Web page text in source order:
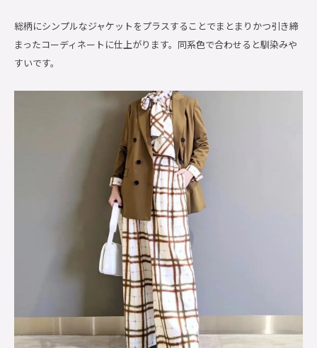
総柄にシンプルなジャケットをプラスすることでまとまりかつ引き締
まったコーディネートに仕上がります。同系色で合わせると馴染みや
すいです。